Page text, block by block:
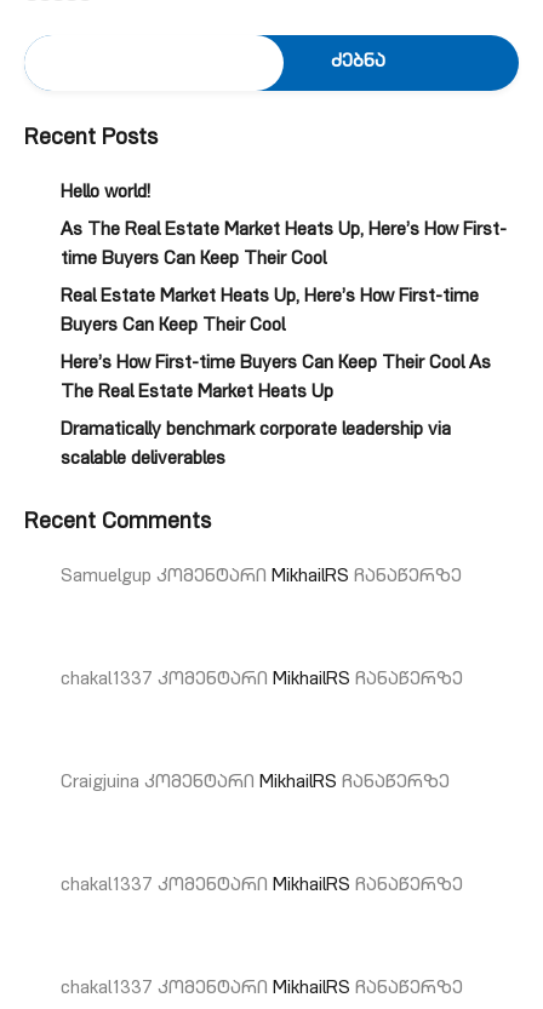
ძებნა
Recent Posts
Hello world!
As The Real Estate Market Heats Up, Here’s How First-
time Buyers Can Keep Their Cool
Real Estate Market Heats Up, Here’s How First-time
Buyers Can Keep Their Cool
Here’s How First-time Buyers Can Keep Their Cool As
The Real Estate Market Heats Up
Dramatically benchmark corporate leadership via
scalable deliverables
Recent Comments
Samuelgup კომენტარი MikhailRS ჩანაწერზე
chakal1337 კომენტარი MikhailRS ჩანაწერზე
Craigjuina კომენტარი MikhailRS ჩანაწერზე
chakal1337 კომენტარი MikhailRS ჩანაწერზე
chakal1337 კომენტარი MikhailRS ჩანაწერზე